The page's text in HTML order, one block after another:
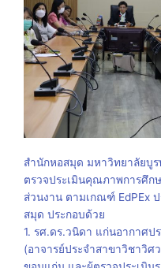
สำนักหอสมุด มหาวิทยาลัยบู
ตรวจประเมินคุณภาพการศึก
ส่วนงาน ตามเกณฑ์ EdPEx
สมุด ประกอบด้วย
1. รศ.ดร.วนิดา แก่นอากาศ​ป
(อาจารย์ประจำสาขาวิชาวิศ